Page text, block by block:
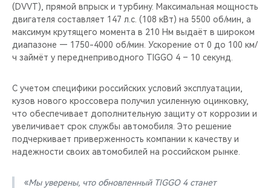
(DVVT), прямой впрыск и турбину. Максимальная мощность
двигателя составляет 147 л.с. (108 кВт) на 5500 об/мин, а
максимум крутящего момента в 210 Нм выдаёт в широком
диапазоне — 1750-4000 об/мин. Ускорение от 0 до 100 км/
ч займёт у переднеприводного TIGGO 4 – 10 секунд.
С учетом специфики российских условий эксплуатации,
кузов нового кроссовера получил усиленную оцинковку,
что обеспечивает дополнительную защиту от коррозии и
увеличивает срок службы автомобиля. Это решение
подчеркивает приверженность компании к качеству и
надежности своих автомобилей на российском рынке.
«Мы уверены, что обновленный TIGGO 4 станет